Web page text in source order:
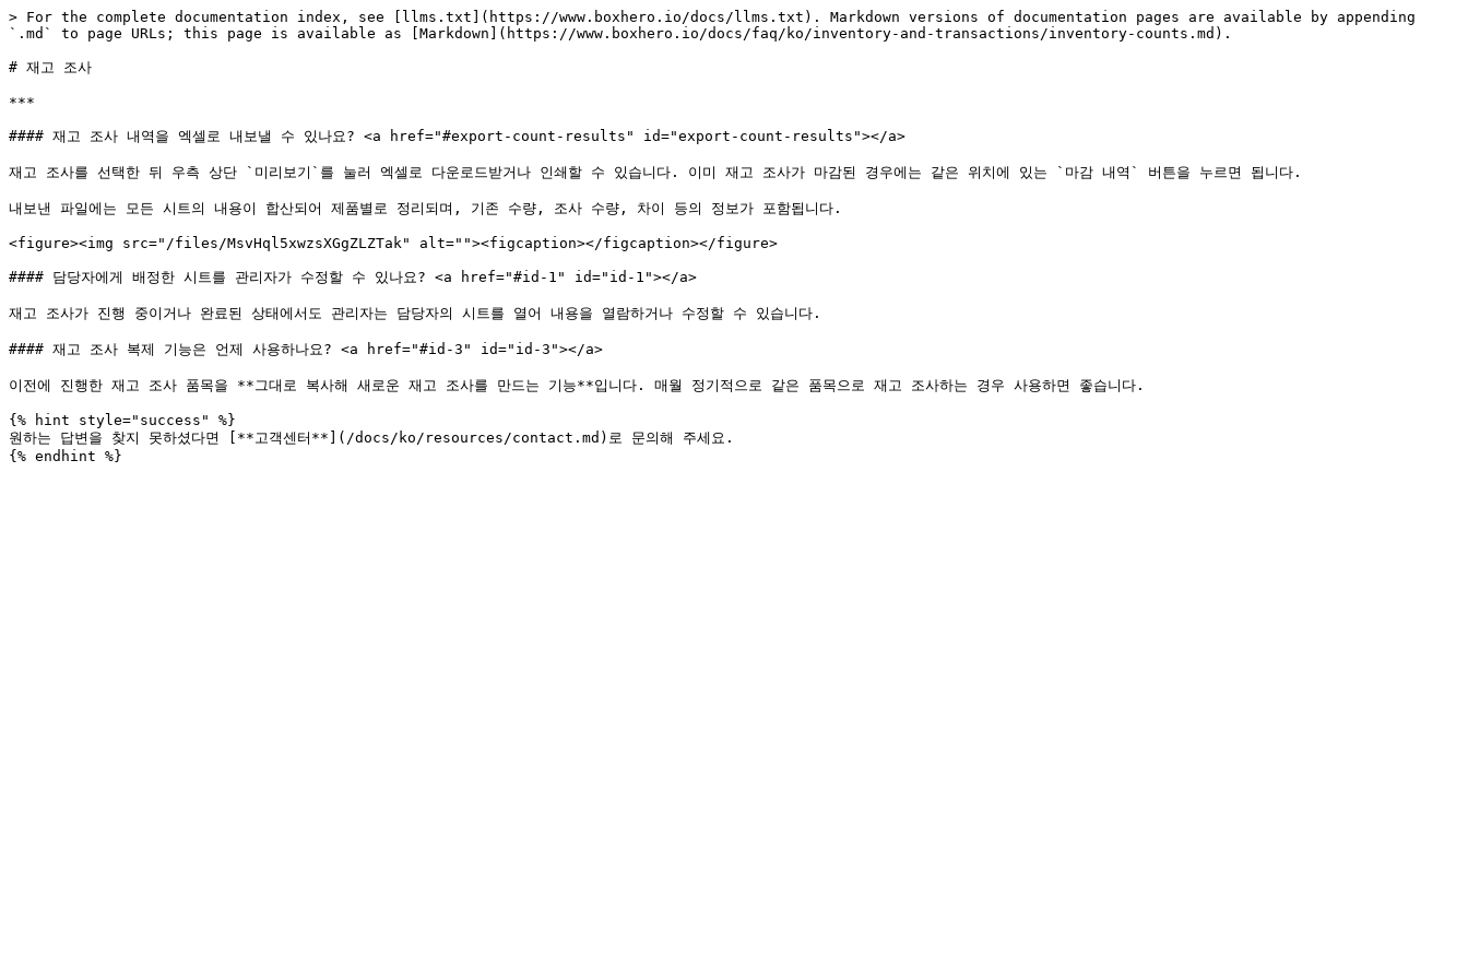
> For the complete documentation index, see [llms.txt](https://www.boxhero.io/docs/llms.txt). Markdown versions of documentation pages are available by appending
`.md` to page URLs; this page is available as [Markdown](https://www.boxhero.io/docs/faq/ko/inventory-and-transactions/inventory-counts.md).
# 재고 조사
***
#### 재고 조사 내역을 엑셀로 내보낼 수 있나요? <a href="#export-count-results" id="export-count-results"></a>
재고 조사를 선택한 뒤 우측 상단 `미리보기`를 눌러 엑셀로 다운로드받거나 인쇄할 수 있습니다. 이미 재고 조사가 마감된 경우에는 같은 위치에 있는 `마감 내역` 버튼을 누르면 됩니다.
내보낸 파일에는 모든 시트의 내용이 합산되어 제품별로 정리되며, 기존 수량, 조사 수량, 차이 등의 정보가 포함됩니다.
<figure><img src="/files/MsvHql5xwzsXGgZLZTak" alt=""><figcaption></figcaption></figure>
#### 담당자에게 배정한 시트를 관리자가 수정할 수 있나요? <a href="#id-1" id="id-1"></a>
재고 조사가 진행 중이거나 완료된 상태에서도 관리자는 담당자의 시트를 열어 내용을 열람하거나 수정할 수 있습니다.
#### 재고 조사 복제 기능은 언제 사용하나요? <a href="#id-3" id="id-3"></a>
이전에 진행한 재고 조사 품목을 **그대로 복사해 새로운 재고 조사를 만드는 기능**입니다. 매월 정기적으로 같은 품목으로 재고 조사하는 경우 사용하면 좋습니다.
{% hint style="success" %}
원하는 답변을 찾지 못하셨다면 [**고객센터**](/docs/ko/resources/contact.md)로 문의해 주세요.